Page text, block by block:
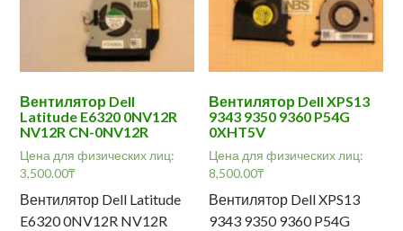
Вентилятор Dell
Latitude E6320 0NV12R
NV12R CN-0NV12R
Цена для физических лиц:
3,500.00₸
Вентилятор Dell Latitude
E6320 0NV12R NV12R
Вентилятор Dell XPS13
9343 9350 9360 P54G
0XHT5V
Цена для физических лиц:
8,500.00₸
Вентилятор Dell XPS13
9343 9350 9360 P54G